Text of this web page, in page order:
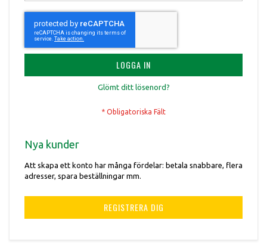
LOGGA IN
Glömt ditt lösenord?
Nya kunder
Att skapa ett konto har många fördelar: betala snabbare, flera
adresser, spara beställningar mm.
REGISTRERA DIG